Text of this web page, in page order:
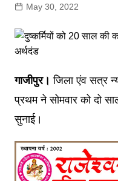
May 30, 2022
गाजीपुर। जिला एंव सत्र
प्रथम ने सोमवार को दो
सुनाई।